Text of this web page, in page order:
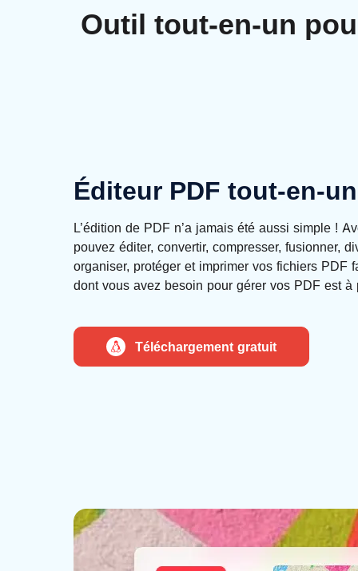
Outil tout-en-un
Éditeur PDF tout-en-un
L’édition de PDF n’a jamais été aussi simple !
pouvez éditer, convertir, compresser, fusionner,
organiser, protéger et imprimer vos fichiers PDF
dont vous avez besoin pour gérer vos PDF est à
Téléchargement gratuit